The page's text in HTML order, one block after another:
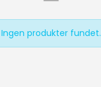
Ingen produkter fundet.